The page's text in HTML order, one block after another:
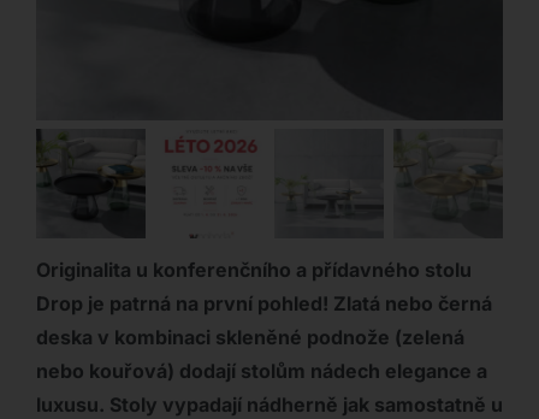
Originalita u konferenčního a přídavného stolu
Drop je patrná na první pohled! Zlatá nebo černá
deska v kombinaci skleněné podnože (zelená
nebo kouřová) dodají stolům nádech elegance a
luxusu. Stoly vypadají nádherně jak samostatně u